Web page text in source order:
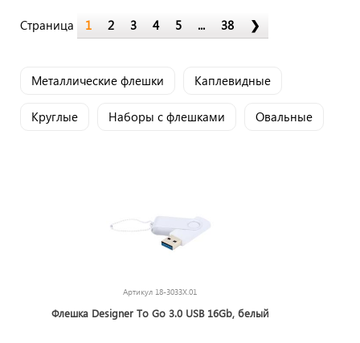
Страница 1 2 3 4 5 ... 38 ❯
Металлические флешки Каплевидные
Круглые Наборы с флешками Овальные
Флешки брелки Флешки под гравировку
Артикул 18-3033X.01
Флешка Designer To Go 3.0 USB 16Gb, белый